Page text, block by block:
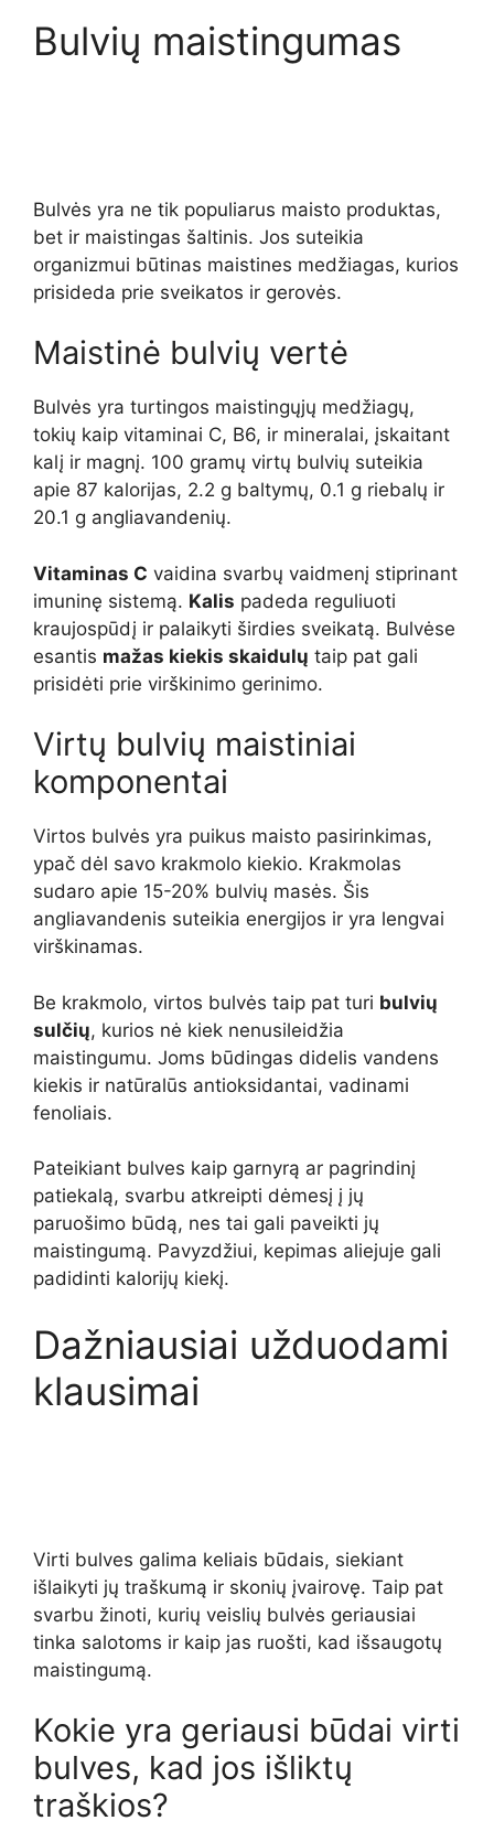
Bulvių maistingumas
Bulvės yra ne tik populiarus maisto produktas,
bet ir maistingas šaltinis. Jos suteikia
organizmui būtinas maistines medžiagas, kurios
prisideda prie sveikatos ir gerovės.
Maistinė bulvių vertė
Bulvės yra turtingos maistingųjų medžiagų,
tokių kaip vitaminai C, B6, ir mineralai, įskaitant
kalį ir magnį. 100 gramų virtų bulvių suteikia
apie 87 kalorijas, 2.2 g baltymų, 0.1 g riebalų ir
20.1 g angliavandenių.
Vitaminas C vaidina svarbų vaidmenį stiprinant
imuninę sistemą. Kalis padeda reguliuoti
kraujospūdį ir palaikyti širdies sveikatą. Bulvėse
esantis mažas kiekis skaidulų taip pat gali
prisidėti prie virškinimo gerinimo.
Virtų bulvių maistiniai
komponentai
Virtos bulvės yra puikus maisto pasirinkimas,
ypač dėl savo krakmolo kiekio. Krakmolas
sudaro apie 15-20% bulvių masės. Šis
angliavandenis suteikia energijos ir yra lengvai
virškinamas.
Be krakmolo, virtos bulvės taip pat turi bulvių
sulčių, kurios nė kiek nenusileidžia
maistingumu. Joms būdingas didelis vandens
kiekis ir natūralūs antioksidantai, vadinami
fenoliais.
Pateikiant bulves kaip garnyrą ar pagrindinį
patiekalą, svarbu atkreipti dėmesį į jų
paruošimo būdą, nes tai gali paveikti jų
maistingumą. Pavyzdžiui, kepimas aliejuje gali
padidinti kalorijų kiekį.
Dažniausiai užduodami
klausimai
Virti bulves galima keliais būdais, siekiant
išlaikyti jų traškumą ir skonių įvairovę. Taip pat
svarbu žinoti, kurių veislių bulvės geriausiai
tinka salotoms ir kaip jas ruošti, kad išsaugotų
maistingumą.
Kokie yra geriausi būdai virti
bulves, kad jos išliktų
traškios?